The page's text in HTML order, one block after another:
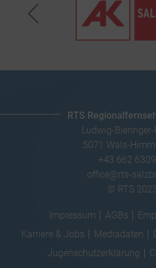
RTS
Ludwig-Bieringer-
5071 Wals-
+43 662
office@rts-
© RTS
Impressum AGBs
Karriere & Jobs
Mediadaten
Jugenschutzerklärung